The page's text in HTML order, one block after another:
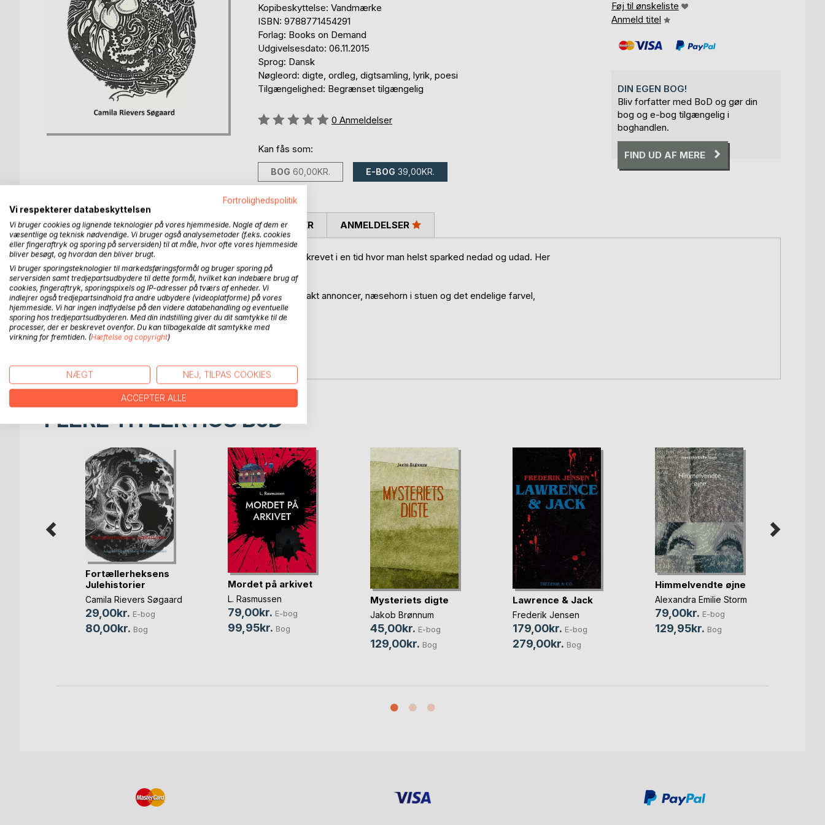
Kopibeskyttelse: Vandmærke
ISBN: 9788771454291
Forlag: Books on Demand
Udgivelsesdato: 06.11.2015
Sprog: Dansk
Nøgleord: digte, ordleg, digtsamling, lyrik, poesi
Tilgængelighed: Begrænset tilgængelig
Anmeldelse::
0 Anmeldelser
Kan fås som:
BOG 60,00KR. E-BOG 39,00KR.
Føj til ønskeliste
Anmeld titel
DIN EGEN BOG!
Bliv forfatter med BoD og gør din
bog og e-bog tilgængelig i
boghandlen.
FIND UD AF MERE
BESKRIVELSE
"Mildskab" er en samling underfundige og skæve digte. Skrevet i en tid hvor man helst sparked nedad og udad. Her
sparkes mildt indad og opad.
Digtene berør blandt andet knuste hjerter, bitterfruer, kontakt annoncer, næsehorn i stuen og det endelige farvel,
samt Spørge Jørgens tanker som voksen:
Hvor få tanker skal man tænke for at kaldes tankeløs?
FORFATTER PRESSEN SKRIVER ANMELDELSER
FLERE TITLER HOSBoD
Fortællerheksens
Julehistorier
Camila Rievers Søgaard
29,00kr. E-bog
80,00kr. Bog
Mordet på arkivet
L. Rasmussen
79,00kr. E-bog
99,95kr. Bog
Mysteriets digte
Jakob Brønnum
45,00kr. E-bog
129,00kr. Bog
Lawrence & Jack
Frederik Jensen
179,00kr. E-bog
279,00kr. Bog
Himmelvendte øjne
Alexandra Emilie Storm
79,00kr. E-bog
129,95kr. Bog
Fortrolighedspolitik
Vi respekterer databeskyttelsen
Vi bruger cookies og lignende teknologier på vores hjemmeside. Nogle af dem er
væsentlige og teknisk nødvendige. Vi bruger også analysemetoder (f.eks. cookies
eller fingeraftryk og sporing på serversiden) til at måle, hvor ofte vores hjemmeside
bliver besøgt, og hvordan den bliver brugt.
Vi bruger sporingsteknologier til markedsføringsformål og bruger sporing på
serversiden samt tredjepartsudbydere til dette formål, hvilket kan indebære brug af
cookies, fingeraftryk, sporingspixels og IP-adresser på tværs af enheder. Vi
indlejrer også tredjepartsindhold fra andre udbydere (videoplatforme) på vores
hjemmeside. Vi har ingen indflydelse på den videre databehandling og eventuelle
sporing hos tredjepartsudbyderen. Med din indstilling giver du dit samtykke til de
processer, der er beskrevet ovenfor. Du kan tilbagekalde dit samtykke med
virkning for fremtiden. (Hæftelse og copyright)
NÆGT NEJ, TILPAS COOKIES
ACCEPTER ALLE